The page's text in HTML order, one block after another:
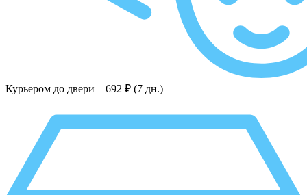
Курьером до двери – 692 ₽ (7 дн.)